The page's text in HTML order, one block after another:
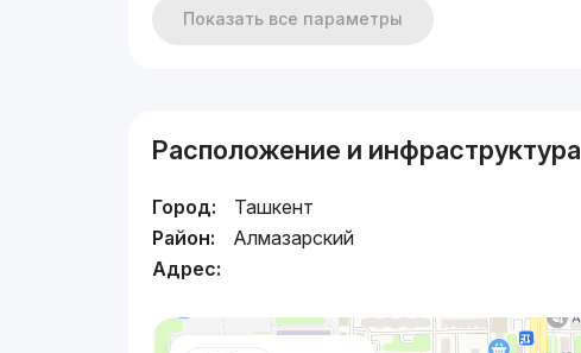
Показать все параметры
Расположение и инфраструктура
Город:
Ташкент
Район:
Алмазарский
Адрес: